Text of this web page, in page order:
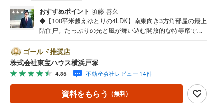
おすすめポイント 須藤 善久
◆【100平米越えゆとりの4LDK】南東向き3方角部屋の最上
階住戸。たっぷりの光と風が舞い込む開放的な特等席で
海に浮かぶ江ノ島や、雄大な富士山を見晴らす住まい。◆
【安心で快適なオール電化住戸】火を使わないため、小さ
なお子様がいるご家庭でも安心です。＝＝＝＝＝＝＝＝＝
＝＝＝＝＝＝＝＝＝＝＝【東宝ハウス横浜戸塚】提携銀行
じぶん銀行利用可 *がん100％保証団信＋全疾病保障付き＝
＝＝＝＝＝＝＝＝＝＝＝＝＝＝＝＝＝＝＝○現地見学会（事
ゴールド推奨店
株式会社東宝ハウス横浜戸塚
4.85 不動産会社レビュー 14件
資料をもらう （無料）